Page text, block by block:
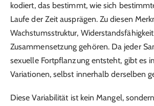
kodiert, das bestimmt, wie sich
Laufe der Zeit ausprägen. Zu diesen
Wachstumsstruktur,
Zusammensetzung gehören. Da jeder
sexuelle Fortpflanzung entsteht, gibt es
Variationen, selbst innerhalb derselben
Diese Variabilität ist kein Mangel,